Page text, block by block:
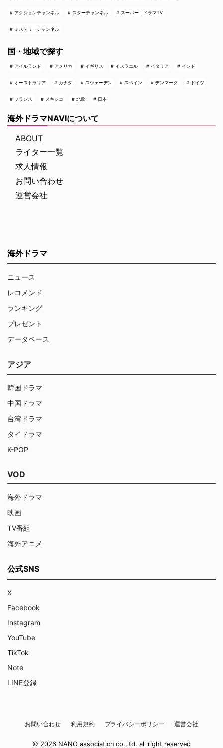
アクションチャンネル スターチャンネル スーパー！ドラマTV
ミステリーチャンネル
国・地域で探す
アイルランド アメリカ イギリス イスラエル イタリア インド
オーストラリア カナダ スウェーデン スペイン デンマーク ドイツ
フランス メキシコ 北欧 日本
海外ドラマNAVIについて
ABOUT
ライター一覧
求人情報
お問い合わせ
運営会社
海外ドラマ
ニュース
レコメンド
ランキング
プレゼント
データベース
アジア
韓国ドラマ
中国ドラマ
台湾ドラマ
タイドラマ
K-POP
VOD
海外ドラマ
映画
TV番組
海外アニメ
公式SNS
X
Facebook
Instagram
YouTube
TikTok
Note
LINE登録
お問い合わせ 利用規約 プライバシーポリシー 運営会社
© 2026 NANO association co.,ltd. all right reserved